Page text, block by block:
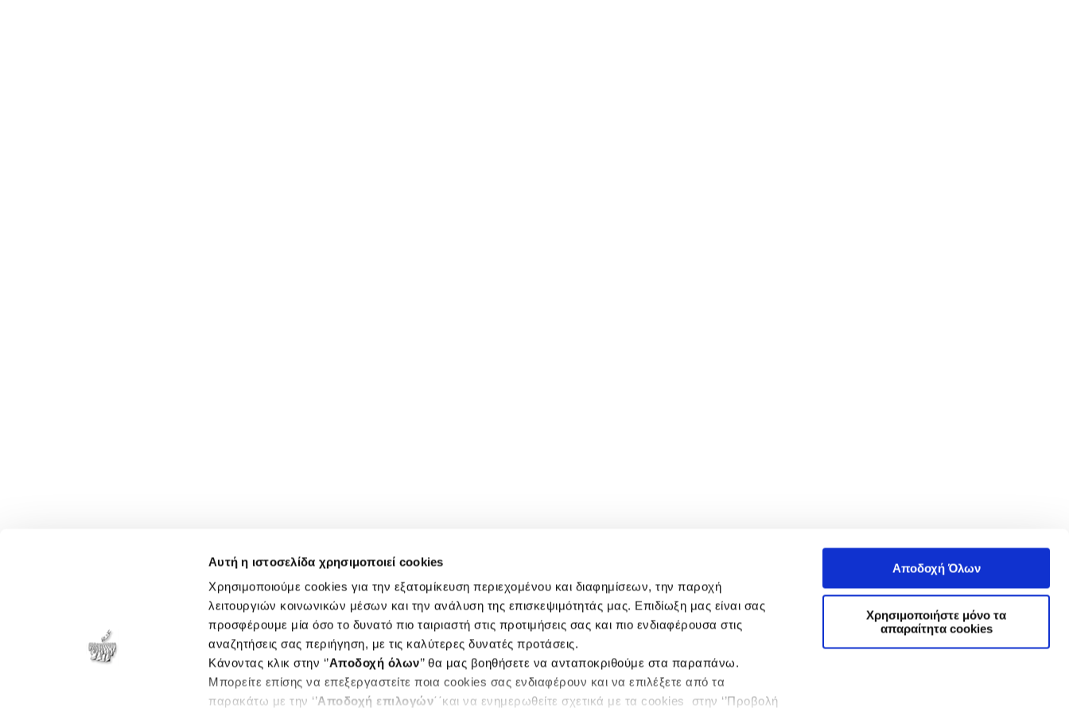
Αυτή η ιστοσελίδα χρησιμοποιεί cookies
Χρησιμοποιούμε cookies για την εξατομίκευση περιεχομένου και διαφημίσεων, την παροχή
λειτουργιών κοινωνικών μέσων και την ανάλυση της επισκεψιμότητάς μας. Επιδίωξη μας είναι σας
προσφέρουμε μία όσο το δυνατό πιο ταιριαστή στις προτιμήσεις σας και πιο ενδιαφέρουσα στις
αναζητήσεις σας περιήγηση, με τις καλύτερες δυνατές προτάσεις.
Κάνοντας κλικ στην ‘’Αποδοχή όλων’’ θα μας βοηθήσετε να ανταποκριθούμε στα παραπάνω.
Μπορείτε επίσης να επεξεργαστείτε ποια cookies σας ενδιαφέρουν και να επιλέξετε από τα
παρακάτω με την ‘’Αποδοχή επιλογών΄΄και να ενημερωθείτε σχετικά με τα cookies στην ‘’Προβολή
Αποδοχή Όλων
Χρησιμοποιήστε μόνο τα
απαραίτητα cookies